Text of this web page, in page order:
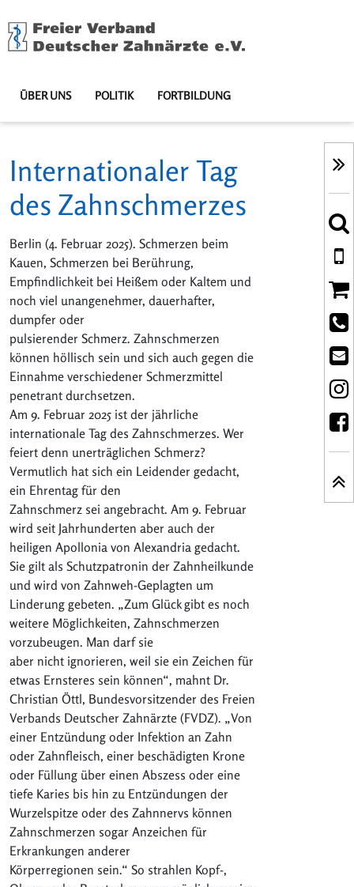
ÜBER UNS POLITIK FORTBILDUNG
Internationaler Tag
des Zahnschmerzes
Berlin (4. Februar 2025). Schmerzen beim
Kauen, Schmerzen bei Berührung,
Empfindlichkeit bei Heißem oder Kaltem und
noch viel unangenehmer, dauerhafter,
dumpfer oder
pulsierender Schmerz. Zahnschmerzen
können höllisch sein und sich auch gegen die
Einnahme verschiedener Schmerzmittel
penetrant durchsetzen.
Am 9. Februar 2025 ist der jährliche
internationale Tag des Zahnschmerzes. Wer
feiert denn unerträglichen Schmerz?
Vermutlich hat sich ein Leidender gedacht,
ein Ehrentag für den
Zahnschmerz sei angebracht. Am 9. Februar
wird seit Jahrhunderten aber auch der
heiligen Apollonia von Alexandria gedacht.
Sie gilt als Schutzpatronin der Zahnheilkunde
und wird von Zahnweh-Geplagten um
Linderung gebeten. „Zum Glück gibt es noch
weitere Möglichkeiten, Zahnschmerzen
vorzubeugen. Man darf sie
aber nicht ignorieren, weil sie ein Zeichen für
etwas Ernsteres sein können“, mahnt Dr.
Christian Öttl, Bundesvorsitzender des Freien
Verbands Deutscher Zahnärzte (FVDZ). „Von
einer Entzündung oder Infektion an Zahn
oder Zahnfleisch, einer beschädigten Krone
oder Füllung über einen Abszess oder eine
tiefe Karies bis hin zu Entzündungen der
Wurzelspitze oder des Zahnnervs können
Zahnschmerzen sogar Anzeichen für
Erkrankungen anderer
Körperregionen sein.“ So strahlen Kopf-,